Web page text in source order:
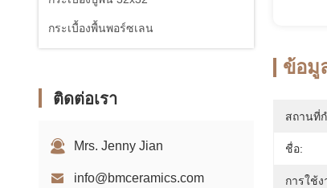
กระเบื้องพื้นพอร์ซเลน
ติดต่อเรา
Mrs. Jenny Jian
info@bmceramics.com
ข้อมู
สถานที่
ชื่อ:
การใช้ง